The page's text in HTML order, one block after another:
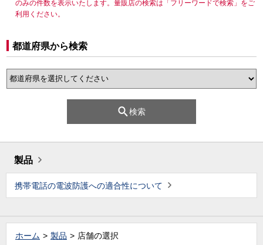
のみの件数を表示いたします。量販店の検索は「フリーワードで検索」をご
利用ください。
都道府県から検索
検索
製品
携帯電話の電波防護への適合性について
ホーム 製品 店舗の選択